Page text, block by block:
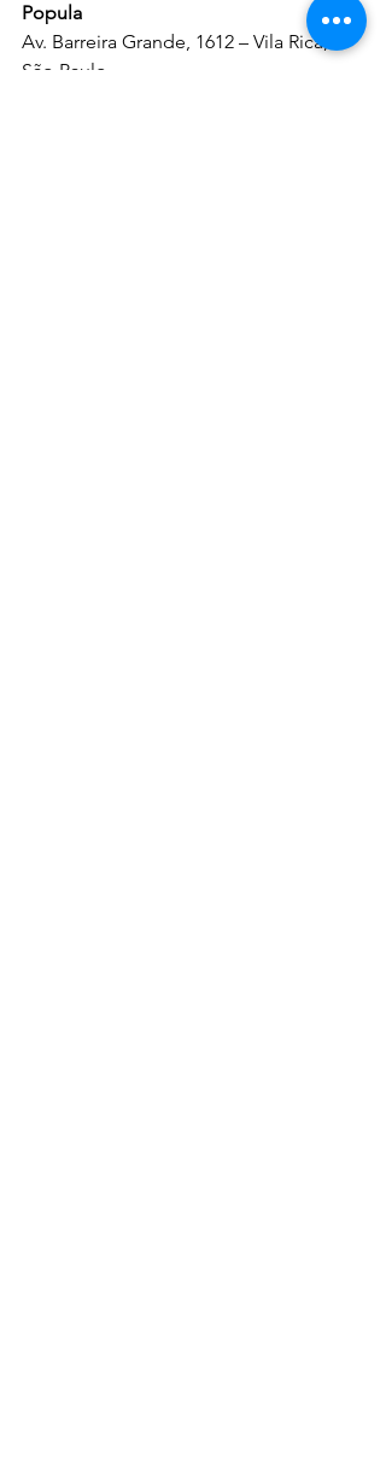
Popula
Av. Barreira Grande, 1612 – Vila Rica,
São Paulo